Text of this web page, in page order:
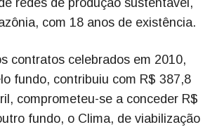
redes de produção sustentável,
com 18 anos de existência.
contratos celebrados em 2010,
fundo, contribuiu com R$ 387,8
comprometeu-se a conceder R$
fundo, o Clima, de viabilização